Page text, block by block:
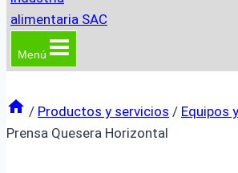
Menú
/ Productos y servicios / Equipos
Prensa Quesera Horizontal